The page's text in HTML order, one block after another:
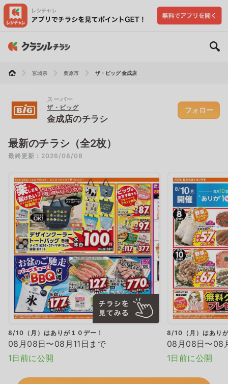
宮城県 栗原市 ザ・ビッグ 金成店
スーパー
ザ・ビッグ
金成店のチラシ
フォロー
最新のチラシ（全2枚）
最終更新：2026/08/08
8/10（月）はありが１０デー！
08月08日〜08月11日まで
1日前に公開
8/10（月）はあり
08月08日〜08
1日前に公開